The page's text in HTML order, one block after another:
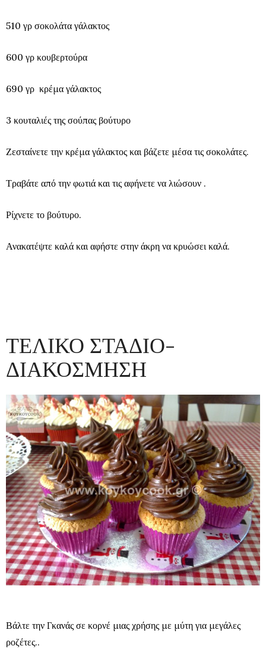
510 γρ σοκολάτα γάλακτος
600 γρ κουβερτούρα
690 γρ κρέμα γάλακτος
3 κουταλιές της σούπας βούτυρο
Ζεσταίνετε την κρέμα γάλακτος και βάζετε μέσα τις σοκολάτες.
Τραβάτε από την φωτιά και τις αφήνετε να λιώσουν .
Ρίχνετε το βούτυρο.
Ανακατέψτε καλά και αφήστε στην άκρη να κρυώσει καλά.
ΤΕΛΙΚΟ ΣΤΑΔΙΟ-
ΔΙΑΚΟΣΜΗΣΗ
Βάλτε την Γκανάς σε κορνέ μιας χρήσης με μύτη για μεγάλες
ροζέτες..